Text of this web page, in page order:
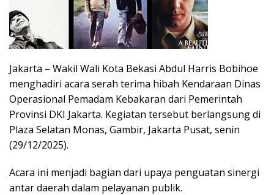
Jakarta – Wakil Wali Kota Bekasi Abdul Harris Bobihoe
menghadiri acara serah terima hibah Kendaraan Dinas
Operasional Pemadam Kebakaran dari Pemerintah
Provinsi DKI Jakarta. Kegiatan tersebut berlangsung di
Plaza Selatan Monas, Gambir, Jakarta Pusat, senin
(29/12/2025).
Acara ini menjadi bagian dari upaya penguatan sinergi
antar daerah dalam pelayanan publik.